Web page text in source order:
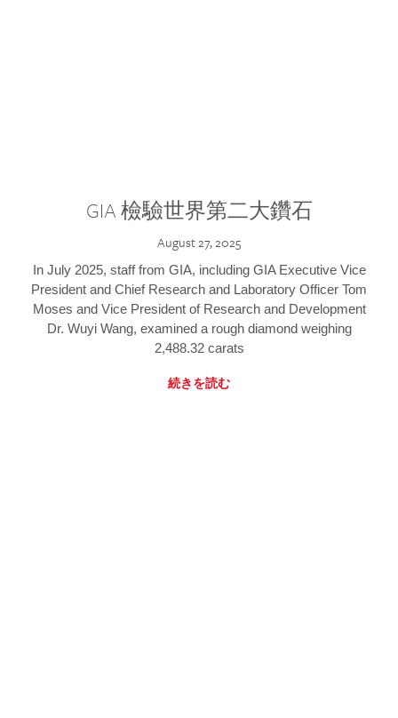
GIA 檢驗世界第二大鑽石
August 27, 2025
In July 2025, staff from GIA, including GIA Executive Vice
President and Chief Research and Laboratory Officer Tom
Moses and Vice President of Research and Development
Dr. Wuyi Wang, examined a rough diamond weighing
2,488.32 carats
続きを読む